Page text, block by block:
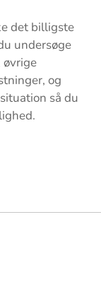
det billigste
undersøge
øvrige
og
så du